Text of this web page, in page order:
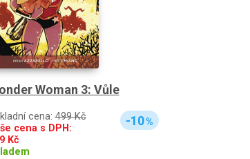
Woman 3: Vůle
cena:499 Kč
cena s DPH:
Kč
-10%